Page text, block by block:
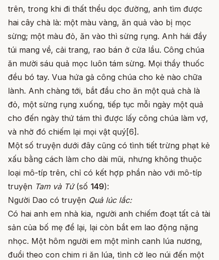
trên, trong khi đi thất thểu dọc đường, anh tìm được
hai cây chà là: một màu vàng, ăn quả vào bị mọc
sừng; một màu đỏ, ăn vào thì sừng rụng. Anh hái đầy
túi mang về, cải trang, rao bán ở cửa lầu. Công chúa
ăn mười sáu quả mọc luôn tám sừng. Mọi thầy thuốc
đều bó tay. Vua hứa gả công chúa cho kẻ nào chữa
lành. Anh chàng tới, bắt đầu cho ăn một quả chà là
đỏ, một sừng rụng xuống, tiếp tục mỗi ngày một quả
cho đến ngày thứ tám thì được lấy công chúa làm vợ,
và nhờ đó chiếm lại mọi vật quý[6].
Một số truyện dưới đây cũng có tình tiết trừng phạt kẻ
xấu bằng cách làm cho dài mũi, nhưng không thuộc
loại mô-típ trên, chỉ có kết hợp phần nào với mô-típ
truyện Tam và Tứ(số 149):
Người Dao có truyện Quả lúc lắc:
Có hai anh em nhà kia, người anh chiếm đoạt tất cả tài
sản của bố mẹ để lại, lại còn bắt em lao động nặng
nhọc. Một hôm người em một mình canh lúa nương,
đuổi theo con chim ri ăn lúa, tình cờ leo núi đến một